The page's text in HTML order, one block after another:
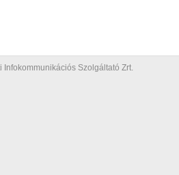
Szolgáltató Zrt.